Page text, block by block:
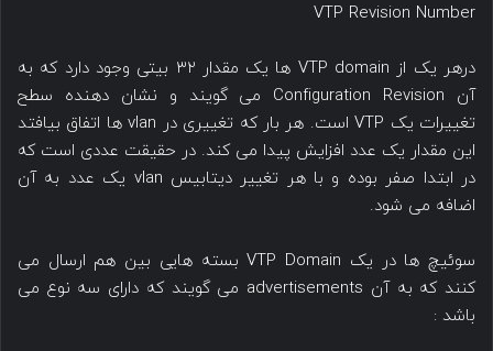
VTP Revision Number
درهر یک از VTP domain ها یک مقدار ۳۲ بیتی وجود دارد که به
آن Configuration Revision می گویند و نشان دهنده سطح
تغییرات یک VTP است. هر بار که تغییری در vlan ها اتفاق بیافتد
این مقدار یک عدد افزایش پیدا می کند. در حقیقت عددی است که
در ابتدا صفر بوده و با هر تغییر دیتابیس vlan یک عدد به آن
اضافه می شود.
سوئیچ ها در یک VTP Domain بسته هایی بین هم ارسال می
کنند که به آن advertisements می گویند که دارای سه نوع می
باشد :